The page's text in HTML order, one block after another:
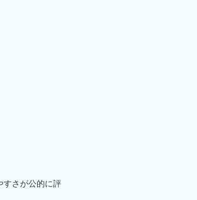
すさが公的に評